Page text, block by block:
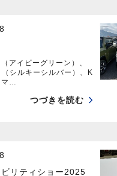
アイビーグリーン）、
（シルキーシルバー）、K
マ…
つづきを読む
リティショー2025